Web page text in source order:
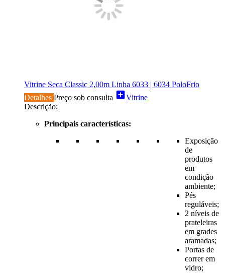
Vitrine Seca Classic 2,00m Linha 6033 | 6034 PoloFrio
Detalhes Preço sob consulta add_boxVitrine
Descrição:
Principais características:
Exposição
de
produtos
em
condição
ambiente;
Pés
reguláveis;
2 níveis de
prateleiras
em grades
aramadas;
Portas de
correr em
vidro;